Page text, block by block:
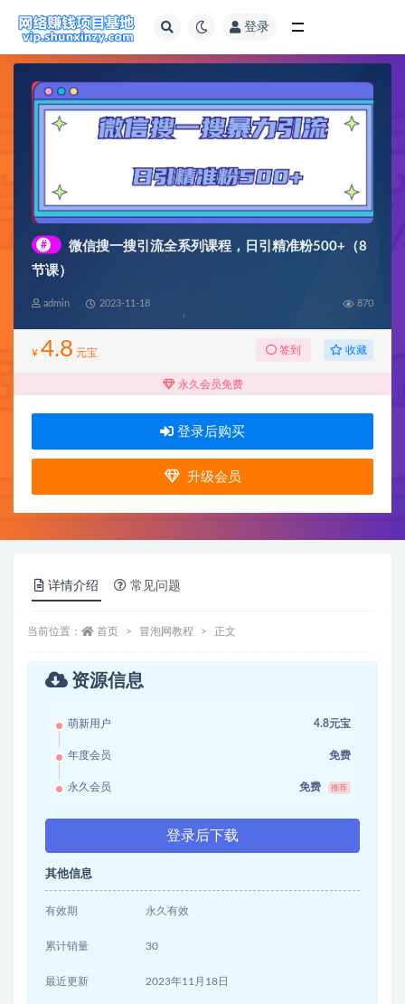
登录
#
微信搜一搜引流全系列课程，日引精准粉500+（8
节课）
admin 2023-11-18 870
¥ 4.8 元宝 签到 收藏
永久会员免费
登录后购买
升级会员
详情介绍 常见问题
当前位置： 首页 冒泡网教程 正文
资源信息
萌新用户 4.8元宝
年度会员 免费
永久会员 免费 推荐
登录后下载
其他信息
有效期 永久有效
累计销量 30
最近更新 2023年11月18日